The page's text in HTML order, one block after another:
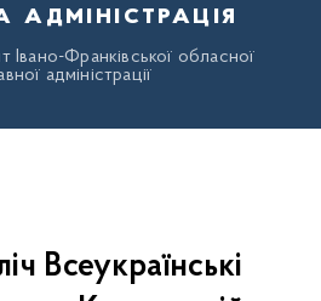
адміністрація
Івано-Франківської обласної
адміністрації
Всеукраїнські